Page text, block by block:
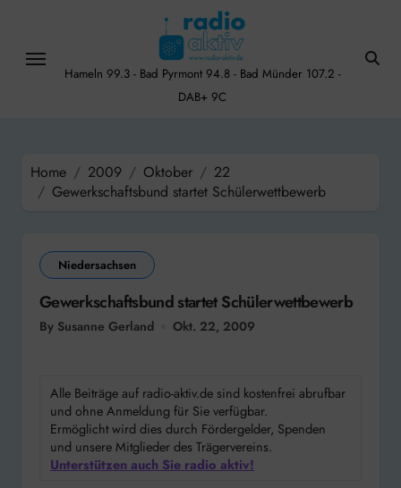
content
Hameln 99.3 - Bad Pyrmont 94.8 - Bad Münder 107.2 -
DAB+ 9C
Home 2009 Oktober
22
Gewerkschaftsbund startet Schülerwettbewerb
Niedersachsen
Gewerkschaftsbund startet Schülerwettbewerb
By Susanne Gerland Okt. 22, 2009
Alle Beiträge auf radio-aktiv.de sind kostenfrei abrufbar
und ohne Anmeldung für Sie verfügbar.
Ermöglicht wird dies durch Fördergelder, Spenden
und unsere Mitglieder des Trägervereins.
Unterstützen auch Sie radio aktiv!